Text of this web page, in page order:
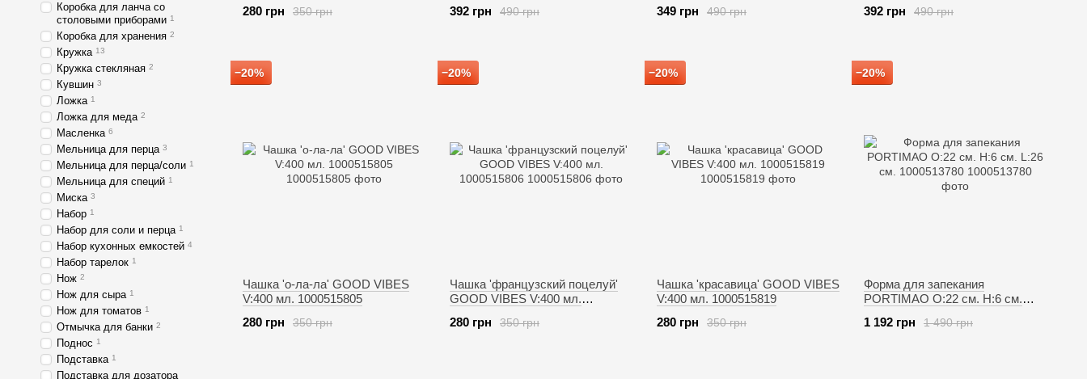
350 грн
280 грн
1000517237490 грн
392 грн
1000517514490 грн
349 грн
1000517236490 грн
392 грн
−20%
Чашка 'о-ла-ла' GOOD VIBES
V:400 мл. 1000515805
350 грн
280 грн
−20%
Чашка 'французский поцелуй'
GOOD VIBES V:400 мл.
350 грн
280 грн
−20%
Чашка 'красавица' GOOD VIBES
V:400 мл. 1000515819
350 грн
280 грн
−20%
Форма для запекания
PORTIMAO O:22 см. H:6 см.
1 490 грн
1 192 грн
Коробка для ланча со
столовыми приборами 1
Коробка для хранения 2
Кружка 13
Кружка стекляная 2
Кувшин 3
Ложка 1
Ложка для меда 2
Масленка 6
Мельница для перца 3
Мельница для перца/соли 1
Мельница для специй 1
Миска 3
Набор 1
Набор для соли и перца 1
Набор кухонных емкостей 4
Набор тарелок 1
Нож 2
Нож для сыра 1
Нож для томатов 1
Отмычка для банки 2
Поднос 1
Подставка 1
Подставка для дозатора